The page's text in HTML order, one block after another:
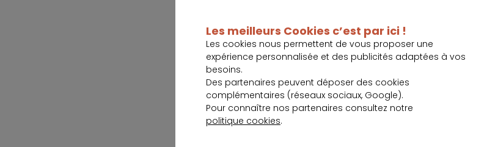
Les droits
Les travaux éventuels
Les meilleurs Cookies c’est par ici !
Les cookies nous permettent de vous proposer une
expérience personnalisée et des publicités adaptées à vos
besoins.
Des partenaires peuvent déposer des cookies
complémentaires (réseaux sociaux, Google).
Pour connaître nos partenaires consultez notre
politique cookies.